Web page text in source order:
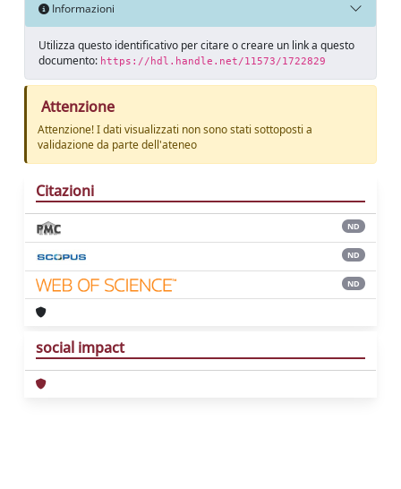
Informazioni
Utilizza questo identificativo per citare o creare un link a questo
documento: https://hdl.handle.net/11573/1722829
Attenzione
Attenzione! I dati visualizzati non sono stati sottoposti a
validazione da parte dell'ateneo
Citazioni
ND
ND
ND
social impact